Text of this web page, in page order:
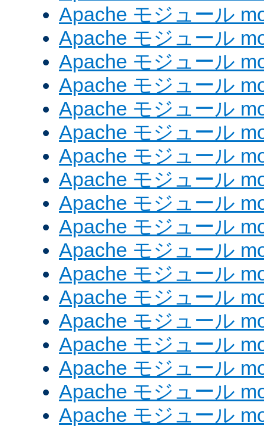
Apache モジュール
Apache モジュール
Apache モジュール
Apache モジュール
Apache モジュール
Apache モジュール
Apache モジュール
Apache モジュール
Apache モジュール
Apache モジュール
Apache モジュール
Apache モジュール
Apache モジュール
Apache モジュール
Apache モジュール
Apache モジュール
Apache モジュール
Apache モジュール